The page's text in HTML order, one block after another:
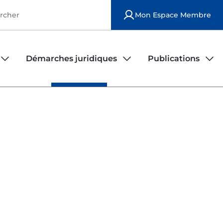
Mon Espace Membre
Démarches juridiques Publications